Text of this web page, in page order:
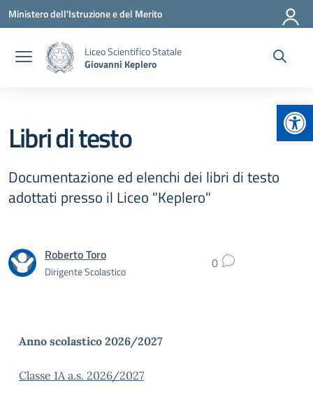
Vai ai contenuti
Vai al menu di navigazione
Vai al footer
Ministero dell'Istruzione e del Merito
Liceo Scientifico Statale
Giovanni Keplero
Libri di testo
Documentazione ed elenchi dei libri di testo
adottati presso il Liceo "Keplero"
Roberto Toro
Dirigente Scolastico 0
Anno scolastico 2026/2027
Classe 1A a.s. 2026/2027